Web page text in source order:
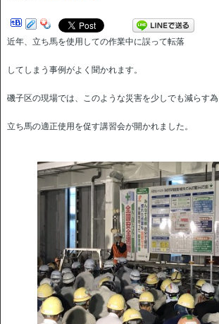
近年、立ち馬を使用しての作業中に誤って転落
してしまう事例がよく聞かれます。
磯子区の現場では、このような災害を少しでも減らす為
立ち馬の適正使用を促す講習会が開かれました。